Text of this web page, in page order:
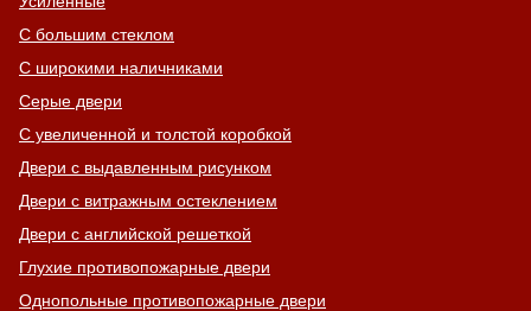
С большим стеклом
С широкими наличниками
Серые двери
С увеличенной и толстой коробкой
Двери с выдавленным рисунком
Двери с витражным остеклением
Двери с английской решеткой
Глухие противопожарные двери
Однопольные противопожарные двери